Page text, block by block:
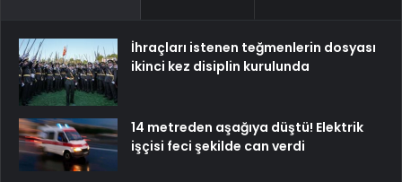
İhraçları istenen teğmenlerin dosyası
ikinci kez disiplin kurulunda
14 metreden aşağıya düştü! Elektrik
işçisi feci şekilde can verdi